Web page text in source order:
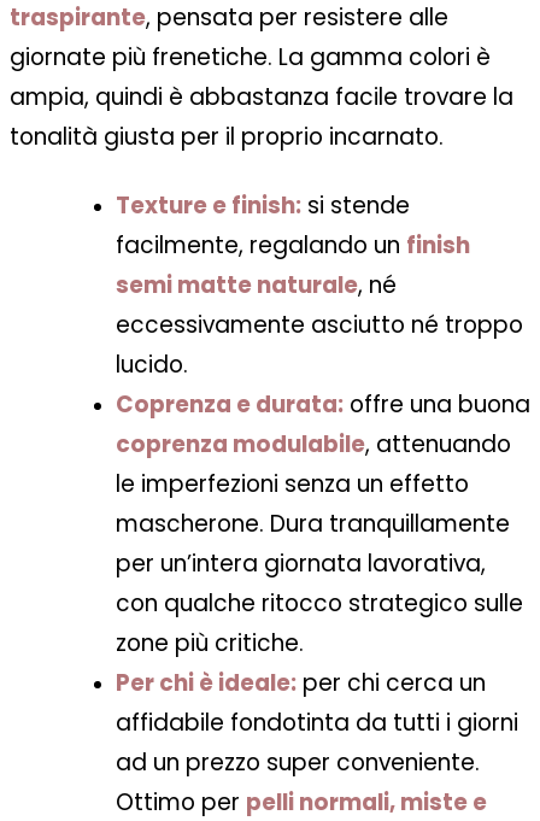
traspirante, pensata per resistere alle
giornate più frenetiche. La gamma colori è
ampia, quindi è abbastanza facile trovare la
tonalità giusta per il proprio incarnato.
Texture e finish: si stende
facilmente, regalando un finish
semi matte naturale, né
eccessivamente asciutto né troppo
lucido.
Coprenza e durata: offre una buona
coprenza modulabile, attenuando
le imperfezioni senza un effetto
mascherone. Dura tranquillamente
per un’intera giornata lavorativa,
con qualche ritocco strategico sulle
zone più critiche.
Per chi è ideale: per chi cerca un
affidabile fondotinta da tutti i giorni
ad un prezzo super conveniente.
Ottimo per pelli normali, miste e